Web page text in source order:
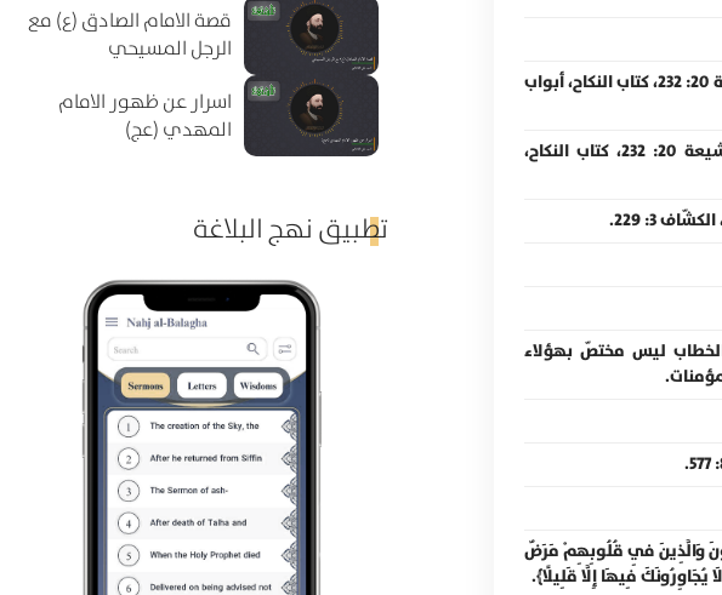
11ـ الكافي 5: 534، ح2، وسائل الشيعة 20: 232، كتاب النكاح، أبواب
12ـ مكارم الأخلاق: 233، وسائل الشيعة 20: 232، كتاب النكاح،
الخطاب ليس مختصّ بهؤلاء
وَالَّذِينَ فِي قُلُوبِهِمْ مَرَضٌ
فِيهَا إِلَّا قَلِيلًا﴾.
قصة الامام الصادق (ع) مع
الرجل المسيحي
اسرار عن ظهور الامام
المهدي (عج)
تطبيق نهج البلاغة